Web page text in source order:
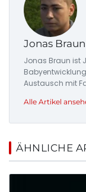
Jonas Braun
Jonas Braun ist
Austausch mit
Alle Artikel
ÄHNLICHE